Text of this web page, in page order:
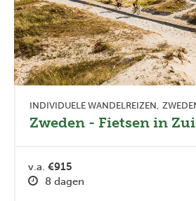
INDIVIDUELE WANDELREIZEN
Zweden - Fietsen in
v.a. €915
8 dagen